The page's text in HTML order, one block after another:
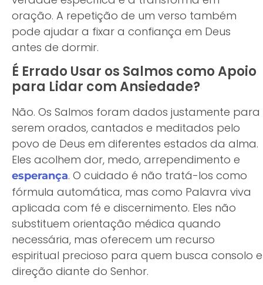
oração. A repetição de um verso também
pode ajudar a fixar a confiança em Deus
antes de dormir.
É Errado Usar os Salmos como Apoio
para Lidar com Ansiedade?
Não. Os Salmos foram dados justamente para
serem orados, cantados e meditados pelo
povo de Deus em diferentes estados da alma.
Eles acolhem dor, medo, arrependimento e
esperança. O cuidado é não tratá-los como
fórmula automática, mas como Palavra viva
aplicada com fé e discernimento. Eles não
substituem orientação médica quando
necessária, mas oferecem um recurso
espiritual precioso para quem busca consolo e
direção diante do Senhor.